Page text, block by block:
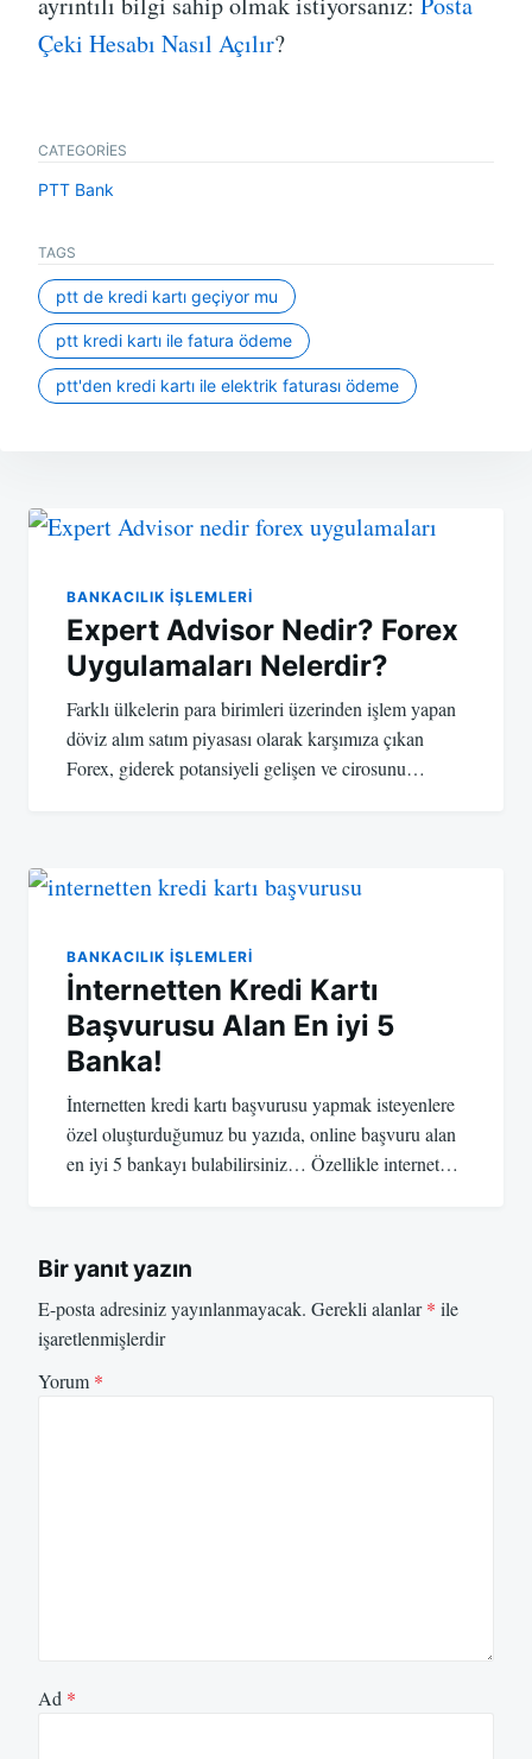
Çeki Hesabı Nasıl Açılır?
CATEGORIES
PTT Bank
TAGS
ptt de kredi kartı geçiyor mu
ptt kredi kartı ile fatura ödeme
ptt'den kredi kartı ile elektrik faturası ödeme
gezinmesi
BANKACILIK IŞLEMLERI
Expert Advisor Nedir? Forex
Uygulamaları Nelerdir?
Farklı ülkelerin para birimleri üzerinden işlem yapan
döviz alım satım piyasası olarak karşımıza çıkan
Forex, giderek potansiyeli gelişen ve cirosunu…
BANKACILIK IŞLEMLERI
İnternetten Kredi Kartı
Başvurusu Alan En iyi 5
Banka!
İnternetten kredi kartı başvurusu yapmak isteyenlere
özel oluşturduğumuz bu yazıda, online başvuru alan
en iyi 5 bankayı bulabilirsiniz… Özellikle internet…
Bir yanıt yazın
E-posta adresiniz yayınlanmayacak. Gerekli alanlar* ile
işaretlenmişlerdir
Yorum *
Ad *